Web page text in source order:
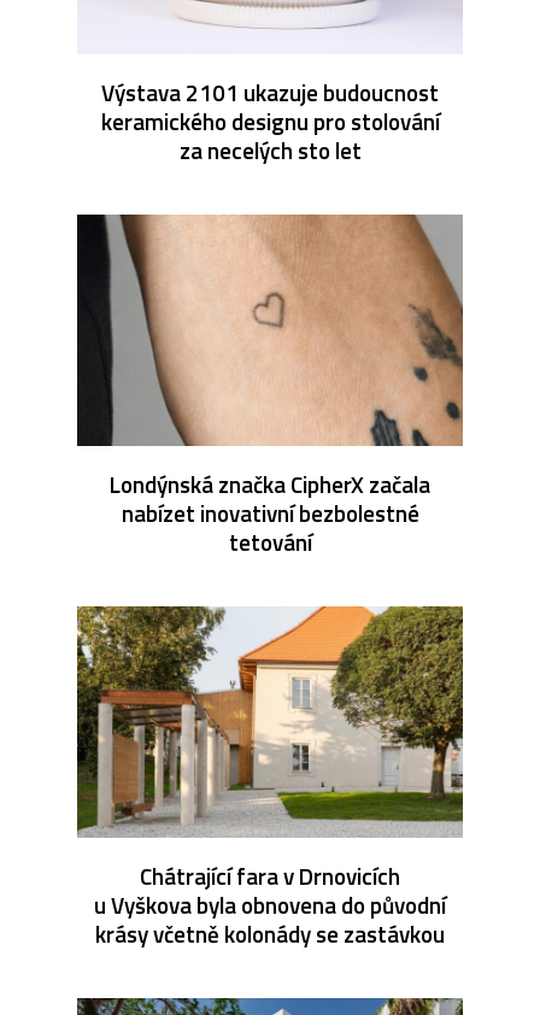
Výstava 2101 ukazuje budoucnost
keramického designu pro stolování
za necelých sto let
Londýnská značka CipherX začala
nabízet inovativní bezbolestné
tetování
Chátrající fara v Drnovicích
u Vyškova byla obnovena do původní
krásy včetně kolonády se zastávkou